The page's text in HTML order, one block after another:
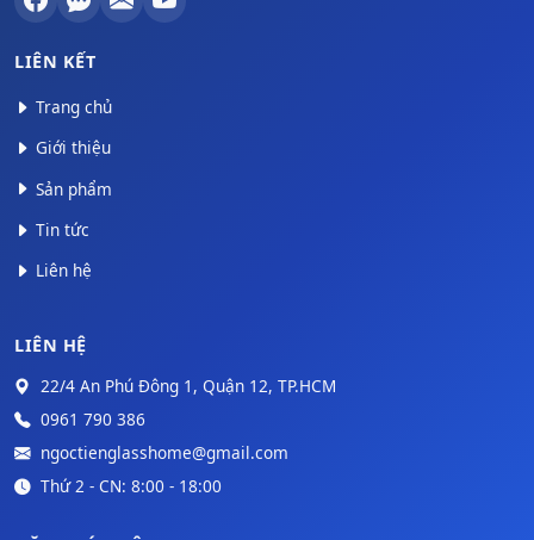
LIÊN KẾT
Trang chủ
Giới thiệu
Sản phẩm
Tin tức
Liên hệ
LIÊN HỆ
22/4 An Phú Đông 1, Quận 12, TP.HCM
0961 790 386
ngoctienglasshome@gmail.com
Thứ 2 - CN: 8:00 - 18:00